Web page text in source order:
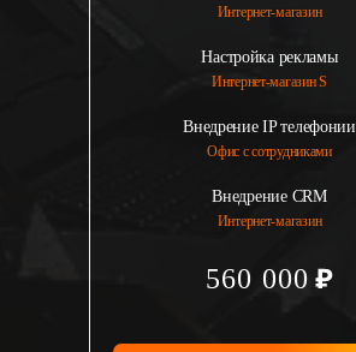
Интернет-магазин
Настройка рекламы
Интернет-магазин S
Внедрение IP телефонии
Офис с сотрудниками
Внедрение CRM
Интернет-магазин
560 000